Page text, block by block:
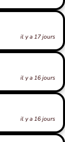
il y a 17 jours
il y a 16 jours
il y a 16 jours